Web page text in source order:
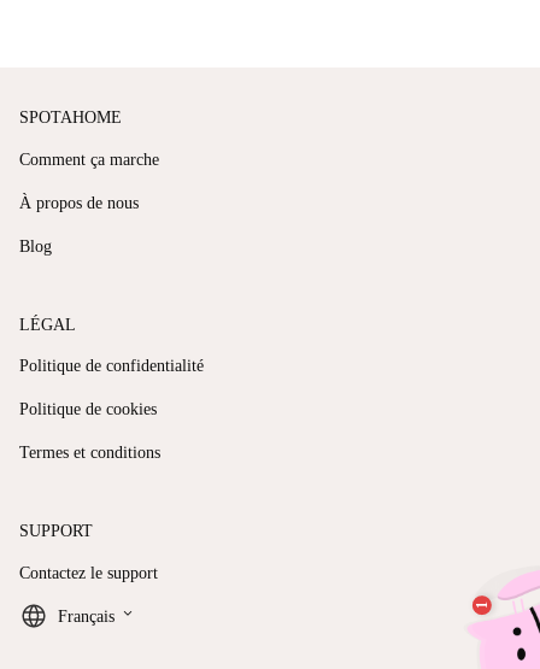
SPOTAHOME
Comment ça marche
À propos de nous
Blog
LÉGAL
Politique de confidentialité
Politique de cookies
Termes et conditions
SUPPORT
Contactez le support
Français keyboard_arrow_down